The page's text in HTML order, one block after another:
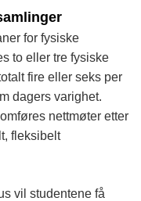
for fysiske
to eller tre fysiske
fire eller seks per
dagers varighet.
nettmøter etter
fleksibelt
vil studentene få